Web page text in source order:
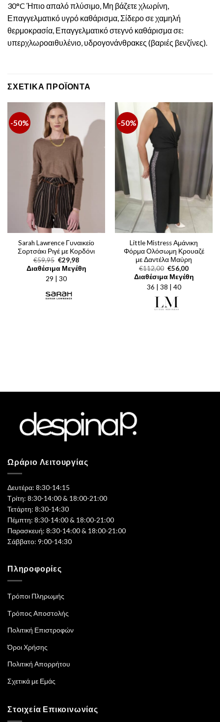
30°C Ήπιο απαλό πλύσιμο, Μη βάζετε χλωρίνη,
Επαγγελματικό υγρό καθάρισμα, Σίδερο σε χαμηλή
θερμοκρασία, Επαγγελματικό στεγνό καθάρισμα σε:
υπερχλωροαιθυλένιο, υδρογονάνθρακες (βαριές βενζίνες).
ΣΧΕΤΙΚΆ ΠΡΟΪΌΝΤΑ
-50%
Sarah Lawrence Γυναικείο
Σορτσάκι Ριγέ με Κορδόνι
€59,95 Original
price
was:
€59,95.
€29,98Η
τρέχουσα
τιμή
Διαθέσιμα Μεγέθη
29 | 30
-50%
Little Mistress Αμάνικη
Φόρμα Ολόσωμη Κρουαζέ
με Δαντέλα Μαύρη
€112,00 Original
price
was:
€112,00.
€56,00Η
τρέχουσα
τιμή
Διαθέσιμα Μεγέθη
36 | 38 | 40
Ωράριο Λειτουργίας
Δευτέρα: 8:30-14:15
Τρίτη: 8:30-14:00 & 18:00-21:00
Τετάρτη: 8:30-14:30
Πέμπτη: 8:30-14:00 & 18:00-21:00
Παρασκευή: 8:30-14:00 & 18:00-21:00
Σάββατο: 9:00-14:30
Πληροφορίες
Τρόποι Πληρωμής
Τρόπος Αποστολής
Πολιτική Επιστροφών
Όροι Χρήσης
Πολιτική Απορρήτου
Σχετικά με Εμάς
Στοιχεία Επικοινωνίας